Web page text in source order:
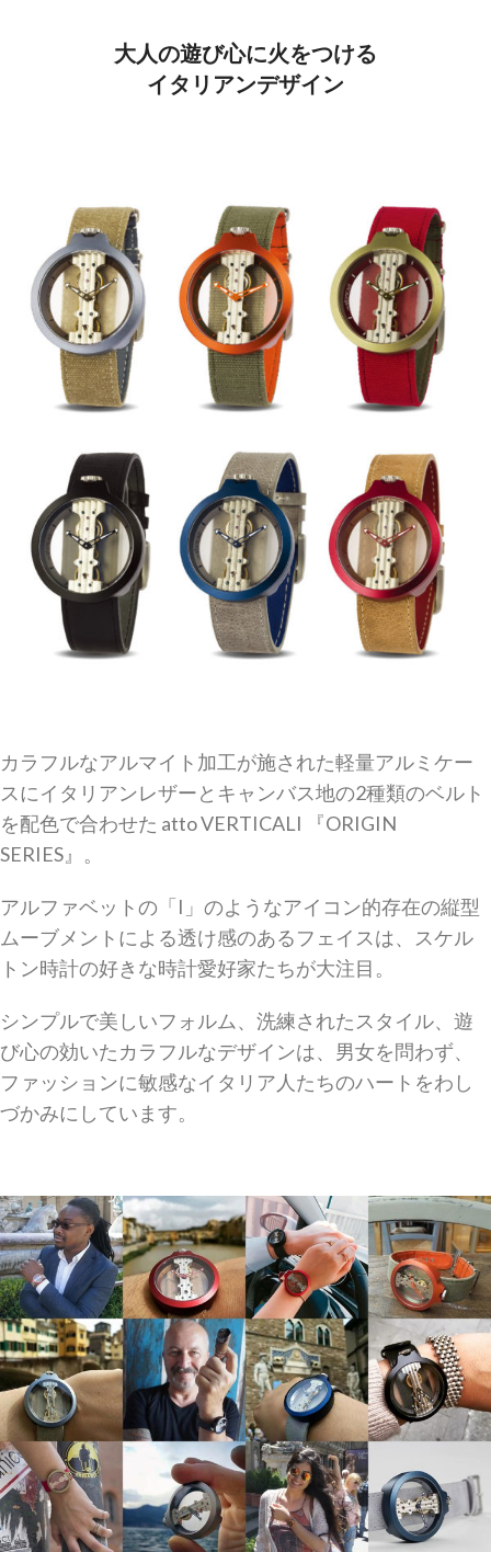
大人の遊び心に火をつける
イタリアンデザイン
カラフルなアルマイト加工が施された軽量アルミケー
スにイタリアンレザーとキャンバス地の2種類のベルト
を配色で合わせた atto VERTICALI 『ORIGIN
SERIES』。
アルファベットの「I」のようなアイコン的存在の縦型
ムーブメントによる透け感のあるフェイスは、スケル
トン時計の好きな時計愛好家たちが大注目。
シンプルで美しいフォルム、洗練されたスタイル、遊
び心の効いたカラフルなデザインは、男女を問わず、
ファッションに敏感なイタリア人たちのハートをわし
づかみにしています。